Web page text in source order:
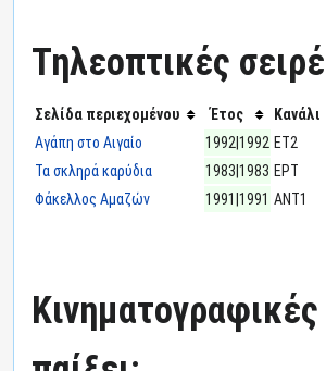
Τηλεοπτικές
Σελίδα περιεχομένου Έτος
Κανάλι
Αγάπη στο Αιγαίο
1992|1992 ΕΤ2
Τα σκληρά καρύδια
1983|1983 ΕΡΤ
Φάκελλος Αμαζών
1991|1991 ΑΝΤ1
Κινηματογραφικές